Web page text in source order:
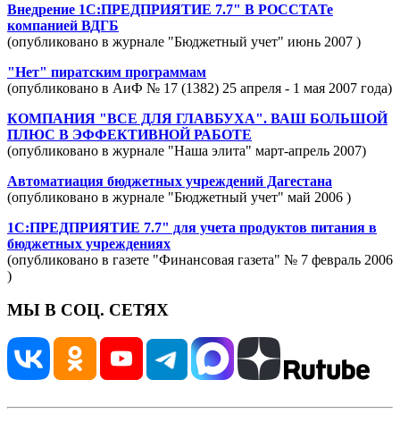
Внедрение 1С:ПРЕДПРИЯТИЕ 7.7" В РОССТАТе
компанией ВДГБ
(опубликовано в журнале "Бюджетный учет" июнь 2007 )
"Нет" пиратским программам
(опубликовано в АиФ № 17 (1382) 25 апреля - 1 мая 2007 года)
КОМПАНИЯ "ВСЕ ДЛЯ ГЛАВБУХА". ВАШ БОЛЬШОЙ
ПЛЮС В ЭФФЕКТИВНОЙ РАБОТЕ
(опубликовано в журнале "Наша элита" март-апрель 2007)
Автоматиация бюджетных учреждений Дагестана
(опубликовано в журнале "Бюджетный учет" май 2006 )
1С:ПРЕДПРИЯТИЕ 7.7" для учета продуктов питания в
бюджетных учреждениях
(опубликовано в газете "Финансовая газета" № 7 февраль 2006
)
МЫ В СОЦ. СЕТЯХ